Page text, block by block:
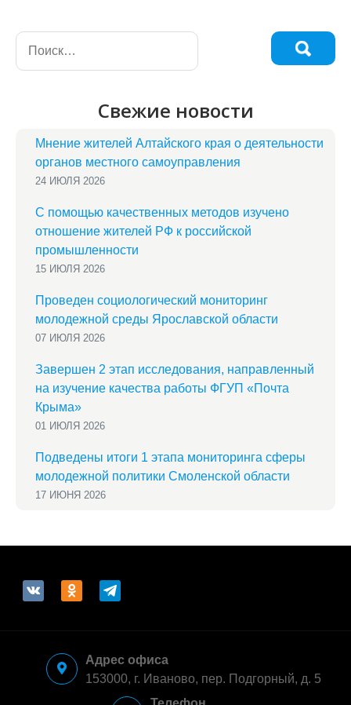
Свежие новости
Мнение жителей Алтайского края о деятельности
органов местного самоуправления
24 ИЮЛЯ 2026
С помощью качественных методов изучено
отношение жителей РФ к российской
промышленности
15 ИЮЛЯ 2026
Проведен социологический мониторинг
молодежной среды Ярославской области
07 ИЮЛЯ 2026
Завершен 2 этап исследования, направленный
на изучение качества работы ФГУП «Почта
Крыма»
01 ИЮЛЯ 2026
Подведены итоги 1 этапа мониторинга сферы
молодежной политики Смоленской области
17 ИЮНЯ 2026
vkontakteodnoklassniki
telegram
Адрес офиса
153000, г. Иваново, пер. Подгорный, д. 5